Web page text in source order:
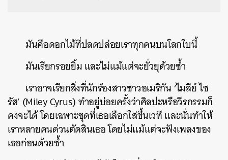
มันคือดอกไม้ที่ปลดปล่อยเราทุกคนบนโลกใบนี้
มันเรียกรอยยิ้ม และไม่แม้แต่จะยั่วยุด้วยซ้ำ
เราอาจเรียกสิ่งที่นักร้องสาวชาวอเมริกัน ‘ไมลีย์ ไซ
รัส’ (Miley Cyrus) ทำอยู่บ่อยครั้งว่าศิลปะหรือวีรกรรมก็
คงจะได้ โดยเฉพาะชุดที่เธอเลือกใส่ขึ้นเวที และนั่นทำให้
เราหลายคนด่วนตัดสินเธอ โดยไม่แม้แต่จะฟังเพลงของ
เธอก่อนด้วยซ้ำ